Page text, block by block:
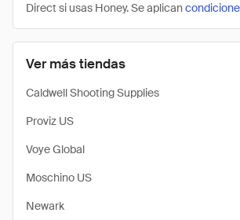
Ver más tiendas
Caldwell Shooting Supplies
Proviz US
Voye Global
Moschino US
Newark
Direct si usas Honey. Se aplican